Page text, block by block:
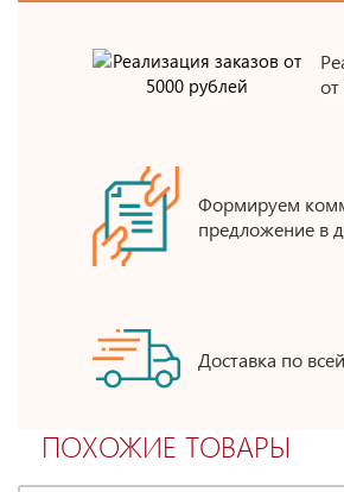
Формируем
предложение в
Доставка по
ПОХОЖИЕ ТОВАРЫ